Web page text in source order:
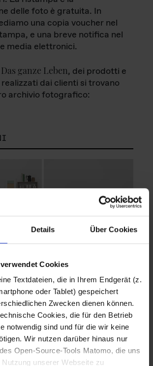
Details Über Cookies
Cookies
Textdateien, die in Ihrem Endgerät (z.
oder Tablet) gespeichert
Zwecken dienen können.
Cookies, die für den Betrieb
notwendig sind und für die wir keine
Wir nutzen darüber hinaus nur
Open-Source-Tools Matomo, die uns
unserer Webseite zu
delle foto è gratuita. In
una copia voucher nel
e una breve notifica nel
media elettronici.
Das ganze Leben, dei prodotti e
dai clienti si trovano
archivio fotografico:
Fotografo: Lorenz
Sternbach
Download